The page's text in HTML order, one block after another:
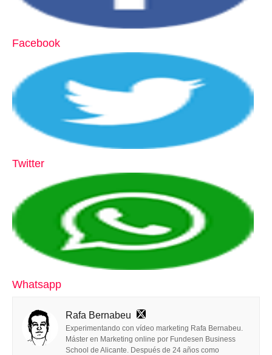
Facebook
Twitter
Whatsapp
Rafa Bernabeu
Experimentando con vídeo marketing Rafa Bernabeu.
Máster en Marketing online por Fundesen Business
School de Alicante. Después de 24 años como